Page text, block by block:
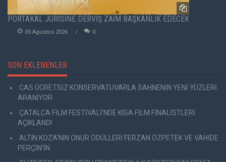
PORTAKAL JÜRİSİNE DERVİŞ ZAİM BAŞKANLIK EDECEK
05 Agustos 2026 0
SON EKLENENLER
CAS ÜCRETSİZ KONSERVATUVARLA SAHNENİN YENİ YÜZLERİ
ARANIYOR
ÇATALCA FİLM FESTİVALİ'NDE KISA FİLM FİNALİSTLERİ
AÇIKLANDI
ALTIN KOZA'NIN ONUR ÖDÜLLERİ FERZAN ÖZPETEK VE VAHİDE
PERÇİN'İN